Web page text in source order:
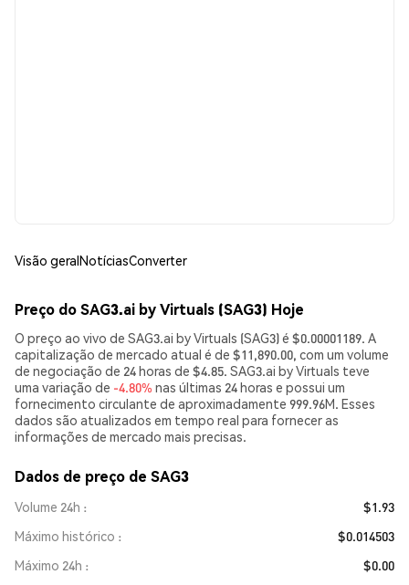
Visão geralNotíciasConverter
Preço do SAG3.ai by Virtuals (SAG3) Hoje
O preço ao vivo de SAG3.ai by Virtuals (SAG3) é $0.00001189. A
capitalização de mercado atual é de $11,890.00, com um volume
de negociação de 24 horas de $4.85. SAG3.ai by Virtuals teve
uma variação de -4.80% nas últimas 24 horas e possui um
fornecimento circulante de aproximadamente 999.96M. Esses
dados são atualizados em tempo real para fornecer as
informações de mercado mais precisas.
Dados de preço de SAG3
Volume 24h
$1.93
Máximo histórico
$0.014503
Máximo 24h
$0.00